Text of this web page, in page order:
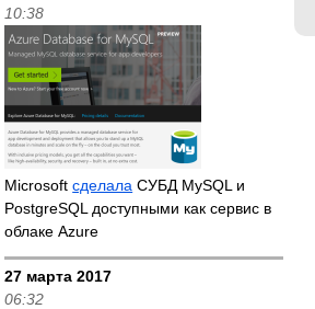
10:38
Microsoftсделала СУБД MySQL и
PostgreSQL доступными как сервис в
облаке Azure
27 марта 2017
06:32